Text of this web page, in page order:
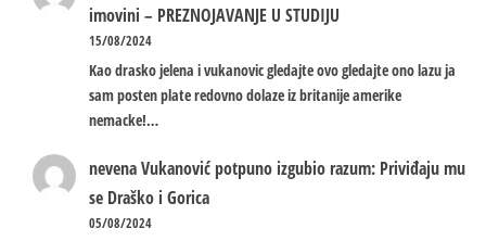
imovini – PREZNOJAVANJE U STUDIJU
15/08/2024
Kao drasko jelena i vukanovic gledajte ovo gledajte ono lazu ja
sam posten plate redovno dolaze iz britanije amerike
nemacke!…
nevenaVukanović potpuno izgubio razum: Priviđaju mu
se Draško i Gorica
05/08/2024